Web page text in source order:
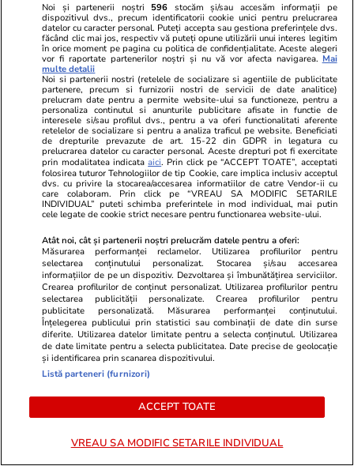
Ce este colostrul și la ce ajută
Lifestyle 15 iul.
Ce este metoda japoneză
Oosouji și cum te poate ajuta să
faci ordine în casă
Lifestyle 15 iul.
Combinaţii răcoritoare de apă
cu fructe şi plante aromatice
pentru vară
Noi și partenerii noștri 596 stocăm și/sau accesăm informații pe
dispozitivul dvs., precum identificatorii cookie unici pentru prelucrarea
datelor cu caracter personal. Puteți accepta sau gestiona preferințele dvs.
făcând clic mai jos, respectiv vă puteți opune utilizării unui interes legitim
în orice moment pe pagina cu politica de confidențialitate. Aceste alegeri
vor fi raportate partenerilor noștri și nu vă vor afecta navigarea. Mai
multe detalii
Noi si partenerii nostri (retelele de socializare si agentiile de publicitate
partenere, precum si furnizorii nostri de servicii de date analitice)
prelucram date pentru a permite website-ului sa functioneze, pentru a
personaliza continutul si anunturile publicitare afisate in functie de
interesele si/sau profilul dvs., pentru a va oferi functionalitati aferente
retelelor de socializare si pentru a analiza traficul pe website. Beneficiati
de drepturile prevazute de art. 15-22 din GDPR in legatura cu
prelucrarea datelor cu caracter personal. Aceste drepturi pot fi exercitate
prin modalitatea indicataaici. Prin click pe “ACCEPT TOATE”, acceptati
folosirea tuturor Tehnologiilor de tip Cookie, care implica inclusiv acceptul
dvs. cu privire la stocarea/accesarea informatiilor de catre Vendor-ii cu
care colaboram. Prin click pe “VREAU SA MODIFIC SETARILE
INDIVIDUAL” puteti schimba preferintele in mod individual, mai putin
cele legate de cookie strict necesare pentru functionarea website-ului.
Atât noi, cât și partenerii noștri prelucrăm datele pentru a oferi:
Măsurarea performanței reclamelor. Utilizarea profilurilor pentru
selectarea conținutului personalizat. Stocarea și/sau accesarea
informațiilor de pe un dispozitiv. Dezvoltarea și îmbunătățirea serviciilor.
Crearea profilurilor de conținut personalizat. Utilizarea profilurilor pentru
selectarea publicității personalizate. Crearea profilurilor pentru
publicitate personalizată. Măsurarea performanței conținutului.
Înțelegerea publicului prin statistici sau combinații de date din surse
diferite. Utilizarea datelor limitate pentru a selecta conținutul. Utilizarea
de date limitate pentru a selecta publicitatea. Date precise de geolocație
și identificarea prin scanarea dispozitivului.
Listă parteneri (furnizori)
ACCEPT TOATE
VREAU SA MODIFIC SETARILE INDIVIDUAL